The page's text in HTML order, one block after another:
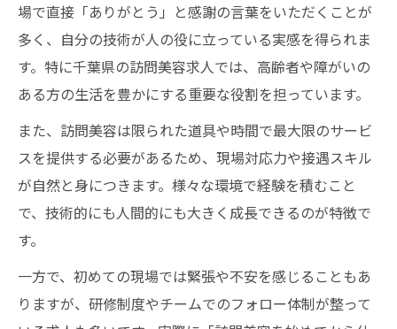
場で直接「ありがとう」と感謝の言葉をいただくことが
多く、自分の技術が人の役に立っている実感を得られま
す。特に千葉県の訪問美容求人では、高齢者や障がいの
ある方の生活を豊かにする重要な役割を担っています。
また、訪問美容は限られた道具や時間で最大限のサービ
スを提供する必要があるため、現場対応力や接遇スキル
が自然と身につきます。様々な環境で経験を積むこと
で、技術的にも人間的にも大きく成長できるのが特徴で
す。
一方で、初めての現場では緊張や不安を感じることもあ
りますが、研修制度やチームでのフォロー体制が整って